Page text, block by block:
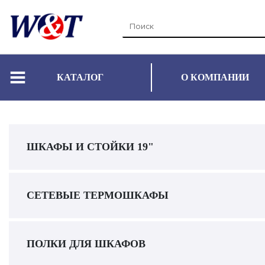
КАТАЛОГ О КОМПАНИИ
ШКАФЫ И СТОЙКИ 19"
СЕТЕВЫЕ ТЕРМОШКАФЫ
ПОЛКИ ДЛЯ ШКАФОВ